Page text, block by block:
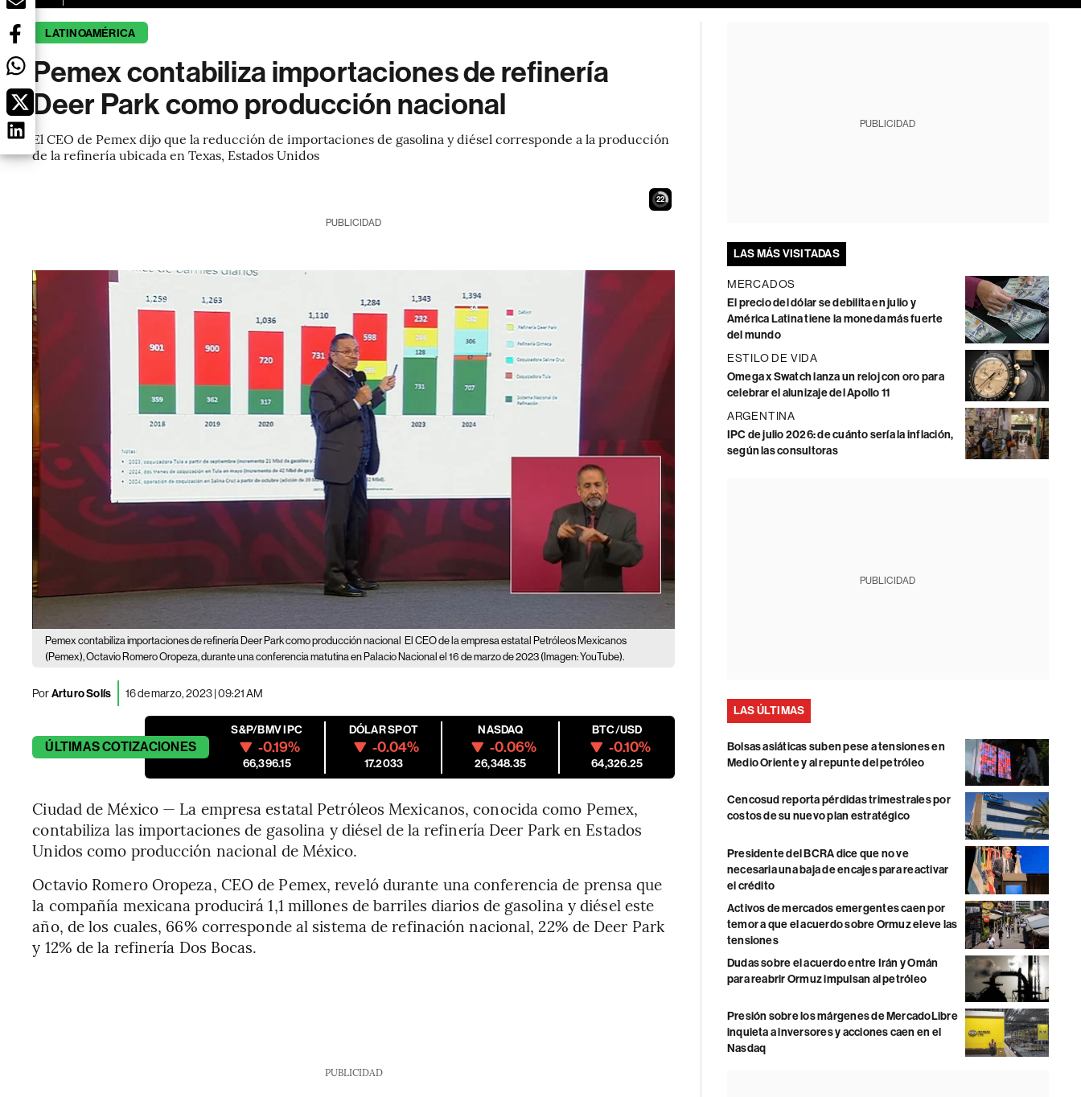
LATINOAMÉRICA
Pemex contabiliza importaciones de refinería
Deer Park como producción nacional
El CEO de Pemex dijo que la reducción de importaciones de gasolina y diésel corresponde a la producción
de la refinería ubicada en Texas, Estados Unidos
21
PUBLICIDAD
Pemex contabiliza importaciones de refinería Deer Park como producción nacional El CEO de la empresa estatal Petróleos Mexicanos
(Pemex), Octavio Romero Oropeza, durante una conferencia matutina en Palacio Nacional el 16 de marzo de 2023 (Imagen: YouTube).
PorArturo Solís 16 de marzo, 2023 | 09:21 AM
ÚLTIMASCOTIZACIONES
S&P/BMV IPC
-0.19%
66,396.15
DÓLAR SPOT
-0.04%
17.2033
NASDAQ
-0.06%
26,348.35
BTC/USD
-0.10%
64,326.25
Ciudad de México — La empresa estatal Petróleos Mexicanos, conocida como Pemex,
contabiliza las importaciones de gasolina y diésel de la refinería Deer Park en Estados
Unidos como producción nacional de México.
Octavio Romero Oropeza, CEO de Pemex, reveló durante una conferencia de prensa que
la compañía mexicana producirá 1,1 millones de barriles diarios de gasolina y diésel este
año, de los cuales, 66% corresponde al sistema de refinación nacional, 22% de Deer Park
y 12% de la refinería Dos Bocas.
PUBLICIDAD
PUBLICIDAD
LAS MÁS VISITADAS
MERCADOS
El precio del dólar se debilita en julio y
América Latina tiene la moneda más fuerte
del mundo
ESTILO DE VIDA
Omega x Swatch lanza un reloj con oro para
celebrar el alunizaje del Apollo 11
ARGENTINA
IPC de julio 2026: de cuánto sería la inflación,
según las consultoras
PUBLICIDAD
LAS ÚLTIMAS
Bolsas asiáticas suben pese a tensiones en
Medio Oriente y al repunte del petróleo
Cencosud reporta pérdidas trimestrales por
costos de su nuevo plan estratégico
Presidente del BCRA dice que no ve
necesaria una baja de encajes para reactivar
el crédito
Activos de mercados emergentes caen por
temor a que el acuerdo sobre Ormuz eleve las
tensiones
Dudas sobre el acuerdo entre Irán y Omán
para reabrir Ormuz impulsan al petróleo
Presión sobre los márgenes de MercadoLibre
inquieta a inversores y acciones caen en el
Nasdaq